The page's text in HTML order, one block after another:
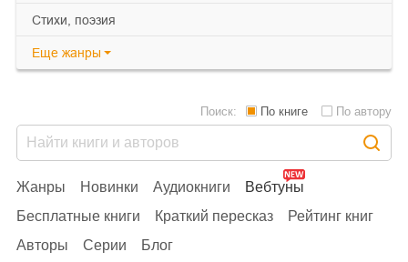
cтихи, поэзия
Еще жанры
Жанры Новинки Аудиокниги
Вебтуны
Бесплатные книги
Краткий пересказ
Рейтинг книг
Авторы
Серии Блог
Поиск: По книге По автору